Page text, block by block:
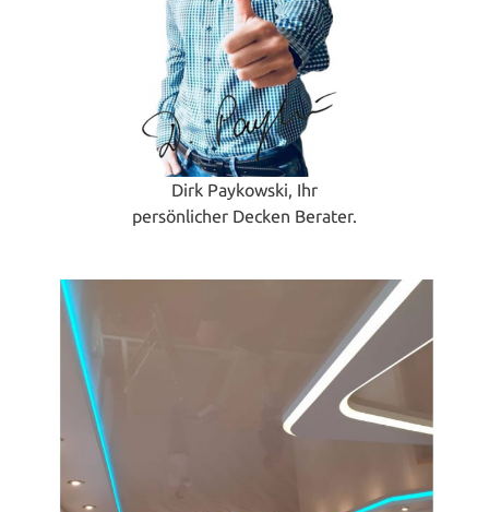
Dirk Paykowski, Ihr
persönlicher Decken Berater.